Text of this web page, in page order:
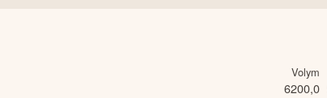
Volym
6200,0